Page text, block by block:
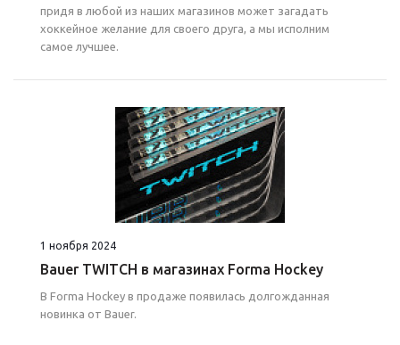
придя в любой из наших магазинов может загадать
хоккейное желание для своего друга, а мы исполним
самое лучшее.
1 ноября 2024
Bauer TWITCH в магазинах Forma Hockey
В Forma Hockey в продаже появилась долгожданная
новинка от Bauer.